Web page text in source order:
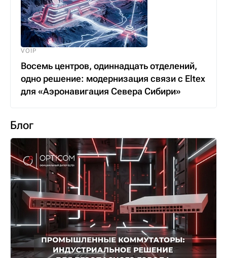
VOIP
Восемь центров, одиннадцать отделений,
одно решение: модернизация связи с Eltex
для «Аэронавигация Севера Сибири»
Блог